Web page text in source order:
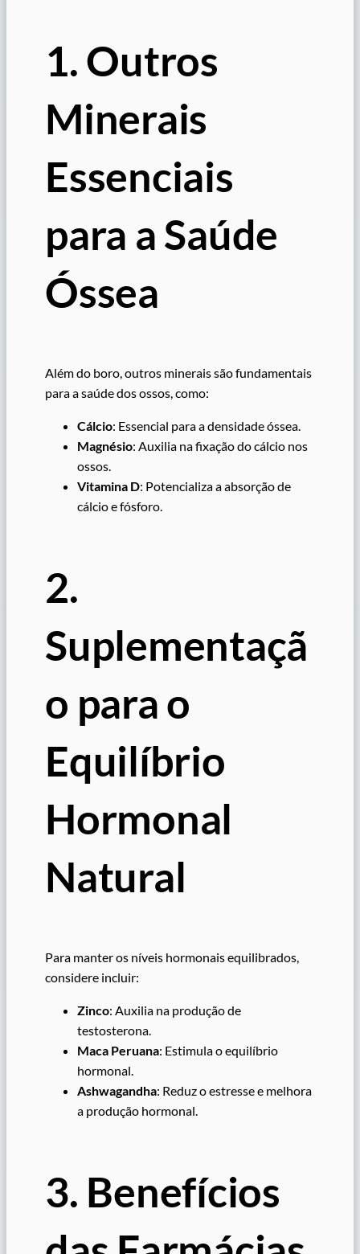
1. Outros
Minerais
Essenciais
para a Saúde
Óssea
Além do boro, outros minerais são fundamentais
para a saúde dos ossos, como:
Cálcio: Essencial para a densidade óssea.
Magnésio: Auxilia na fixação do cálcio nos
ossos.
Vitamina D: Potencializa a absorção de
cálcio e fósforo.
2.
Suplementaçã
o para o
Equilíbrio
Hormonal
Natural
Para manter os níveis hormonais equilibrados,
considere incluir:
Zinco: Auxilia na produção de
testosterona.
Maca Peruana: Estimula o equilíbrio
hormonal.
Ashwagandha: Reduz o estresse e melhora
a produção hormonal.
3. Benefícios